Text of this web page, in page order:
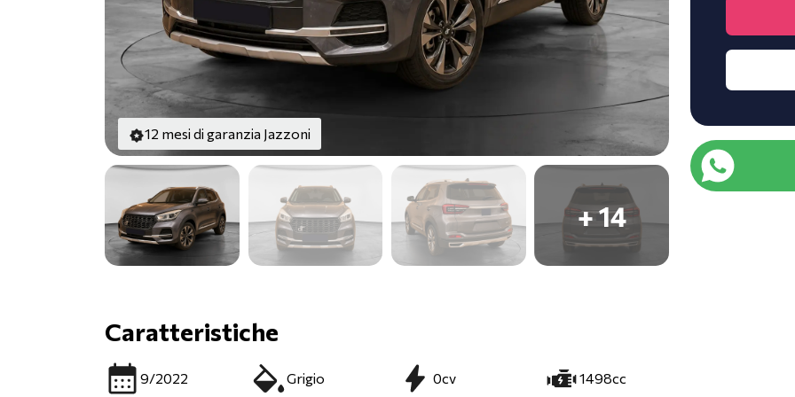
+ 14
12 mesi di garanzia Jazzoni
Caratteristiche
9/2022 Grigio 0cv 1498cc